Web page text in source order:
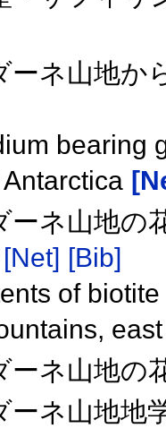
ーネ山地
bearing
ーネ山地の
[Net] [Bib]
of
ーネ山地の
ーネ山地地